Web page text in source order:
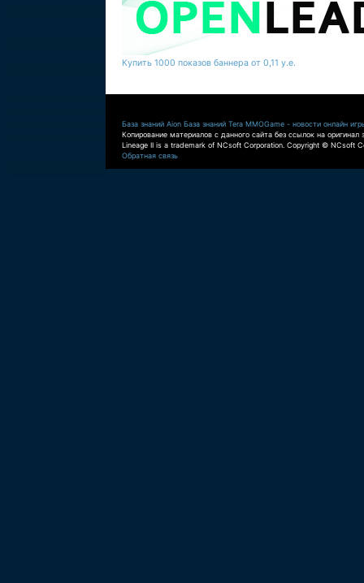
Купить 1000 показов баннера от 0,11 у.е.
База знаний Aion База знаний Tera MMOGame - новости онлайн
Копирование материалов с данного сайта без ссылок на оригинал
Lineage II is a trademark of NCsoft Corporation. Copyright © NCsoft
Обратная связь